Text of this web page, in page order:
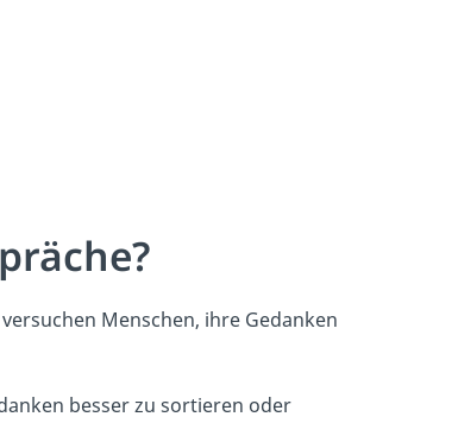
Menschen, ihre Gedanken
besser zu sortieren oder